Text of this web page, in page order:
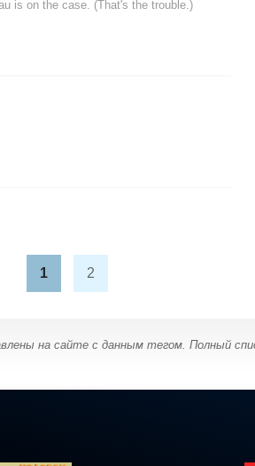
is on the case. (That's the trouble.)
1 2
на сайте с данным тегом. Полный